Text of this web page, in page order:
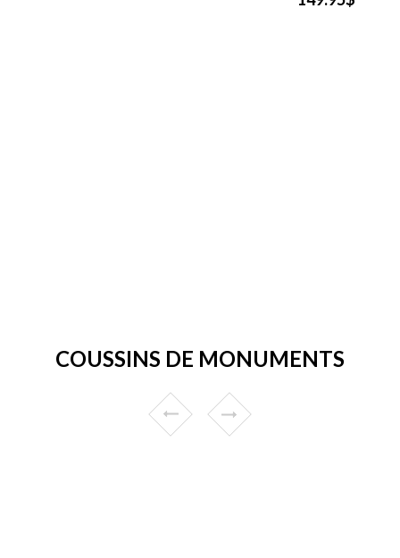
COUSSINS DE MONUMENTS